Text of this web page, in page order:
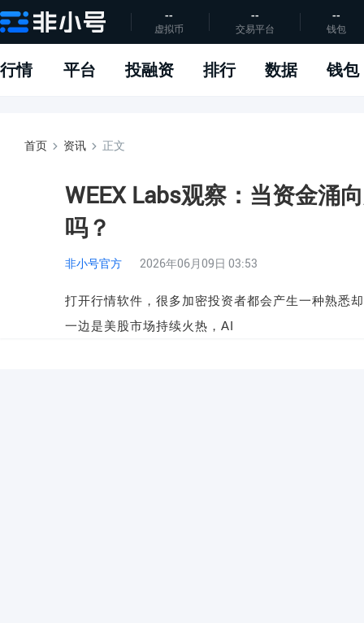
--
虚拟币
--
交易平台
--
钱包
行情 平台 投融资 排行 数据 钱包
首页 资讯 正文
WEEX Labs观察：当资金涌
吗？
非小号官方 2026年06月09日 03:53
打开行情软件，很多加密投资者都会产生一种熟悉
一边是美股市场持续火热， AI